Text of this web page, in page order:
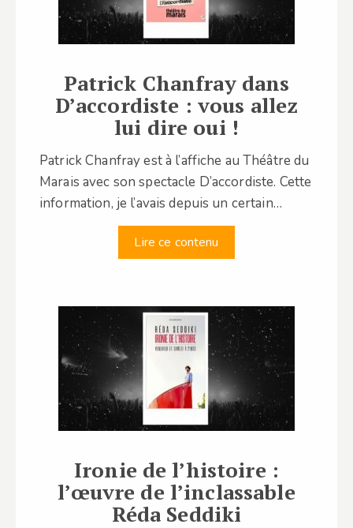
Patrick Chanfray dans
D’accordiste : vous allez
lui dire oui !
Patrick Chanfray est à l’affiche au Théâtre du
Marais avec son spectacle D’accordiste. Cette
information, je l’avais depuis un certain…
Lire ce contenu
Ironie de l’histoire :
l’œuvre de l’inclassable
Réda Seddiki